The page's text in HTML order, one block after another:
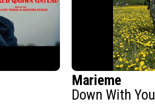
Marieme
Down With You